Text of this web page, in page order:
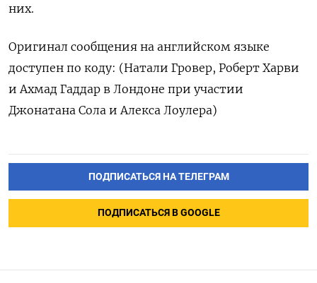
них.
Оригинал сообщения на английском языке
доступен по коду: (Натали Гровер, Роберт Харви
и Ахмад Гаддар в Лондоне при участии
Джонатана Сола и Алекса Лоулера)
ПОДПИСАТЬСЯ НА ТЕЛЕГРАМ
ПОДПИСАТЬСЯ В GOOGLE